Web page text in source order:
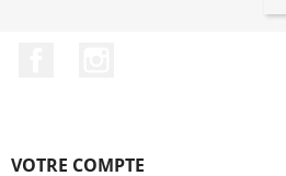
VOTRE COMPTE